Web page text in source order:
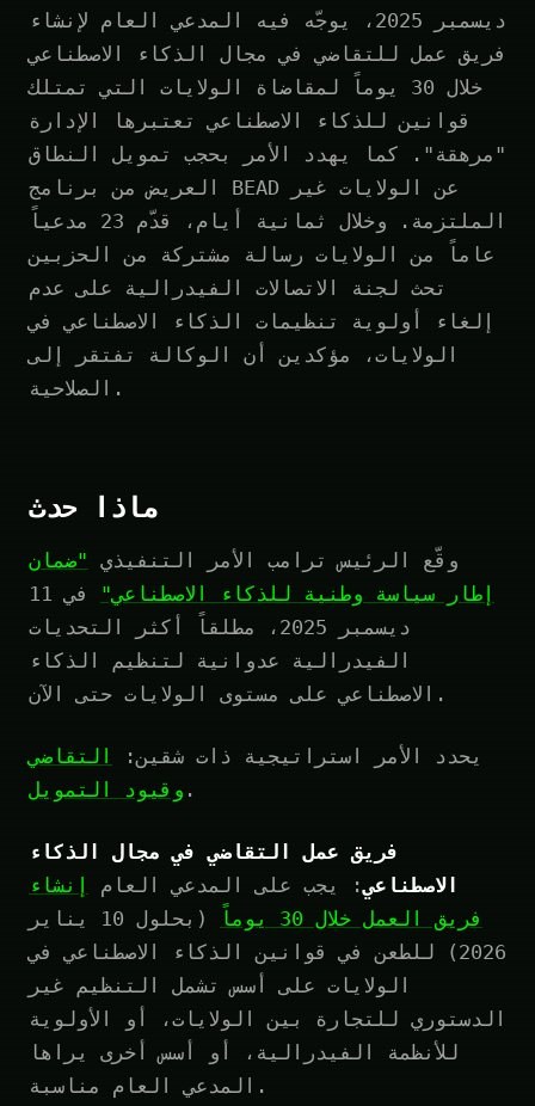
ديسمبر 2025، يوجّه فيه المدعي العام لإنشاء
فريق عمل للتقاضي في مجال الذكاء الاصطناعي
خلال 30 يوماً لمقاضاة الولايات التي تمتلك
قوانين للذكاء الاصطناعي تعتبرها الإدارة
"مرهقة". كما يهدد الأمر بحجب تمويل النطاق
العريض من برنامج BEAD عن الولايات غير
الملتزمة. وخلال ثمانية أيام، قدّم 23 مدعياً
عاماً من الولايات رسالة مشتركة من الحزبين
تحث لجنة الاتصالات الفيدرالية على عدم
إلغاء أولوية تنظيمات الذكاء الاصطناعي في
الولايات، مؤكدين أن الوكالة تفتقر إلى
الصلاحية.
ماذا حدث
وقّع الرئيس ترامب الأمر التنفيذي "ضمان
إطار سياسة وطنية للذكاء الاصطناعي"
في 11
ديسمبر 2025، مطلقاً أكثر التحديات
الفيدرالية عدوانية لتنظيم الذكاء
الاصطناعي على مستوى الولايات حتى الآن.
يحدد الأمر استراتيجية ذات شقين:
التقاضي
وقيود التمويل .
فريق عمل التقاضي في مجال الذكاء
الاصطناعي: يجب على المدعي العام
إنشاء
فريق العمل خلال 30 يوماً
(بحلول 10 يناير
2026) للطعن في قوانين الذكاء الاصطناعي في
الولايات على أسس تشمل التنظيم غير
الدستوري للتجارة بين الولايات، أو الأولوية
للأنظمة الفيدرالية، أو أسس أخرى يراها
المدعي العام مناسبة.